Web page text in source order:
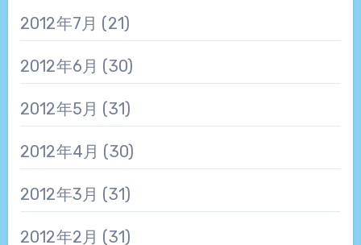
2012年7月 (21)
2012年6月 (30)
2012年5月 (31)
2012年4月 (30)
2012年3月 (31)
2012年2月 (31)